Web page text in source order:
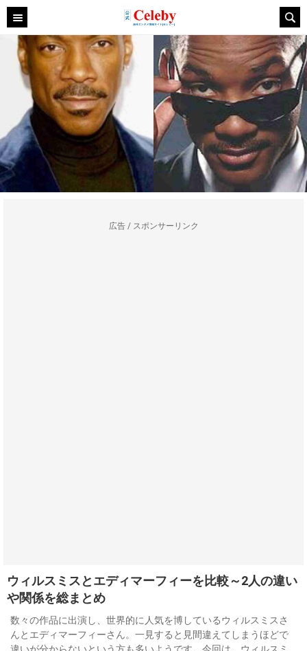
広告 / スポンサーリンク
ウィルスミスとエディマーフィーを比較～2人の違い
や関係を総まとめ
数々の作品に出演し、世界的に人気を博しているウィルスミスさ
んとエディマーフィーさん。一見すると見間違えてしまうほどで